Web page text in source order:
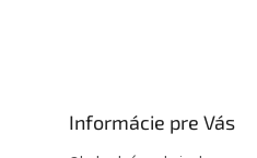
Informácie pre Vás